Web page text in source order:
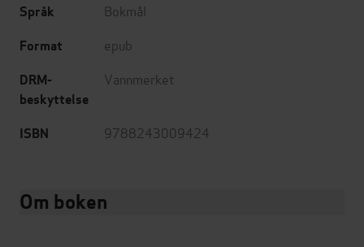
Språk Bokmål
Format epub
DRM-
beskyttelse
Vannmerket
ISBN 9788243009424
Om boken